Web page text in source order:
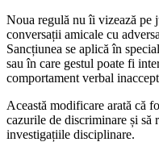
Noua regulă nu îi vizează pe
conversații amicale cu
Sancțiunea se aplică în
sau în care gestul poate fi
comportament verbal
Această modificare arată că
cazurile de discriminare și să
investigațiile disciplinare.